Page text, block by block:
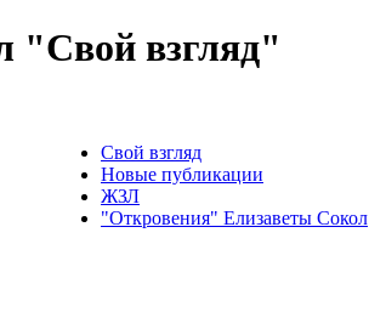
"Свой взгляд"
Свой взгляд
Новые публикации
ЖЗЛ
"Откровения" Елизаветы Сокол